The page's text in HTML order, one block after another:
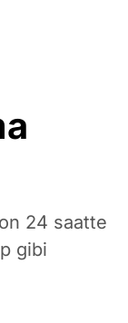
24 saatte
gibi